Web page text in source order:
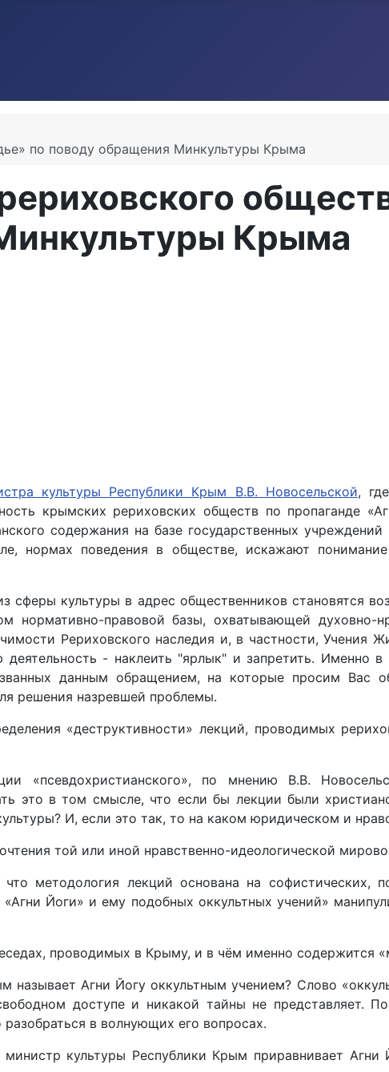
по поводу обращения Минкультуры Крыма
Крыма
культуры Республики Крым В.В. Новосельской,
крымских рериховских обществ по пропаганде
содержания на базе государственных учреждений
нормах поведения в обществе, искажают
сферы культуры в адрес общественников становятся
нормативно-правовой базы, охватывающей духовно-
Рериховского наследия и, в частности, Учения
- наклеить "ярлык" и запретить. Именно
данным обращением, на которые просим Вас
решения назревшей проблемы.
«деструктивности» лекций, проводимых
«псевдохристианского», по мнению В.В.
это в том смысле, что если бы лекции были
И, если это так, то на каком юридическом и
той или иной нравственно-идеологической
методология лекций основана на софистических,
Йоги» и ему подобных оккультных учений»
проводимых в Крыму, и в чём именно содержится
Агни Йогу оккультным учением? Слово
доступе и никакой тайны не представляет.
в волнующих его вопросах.
культуры Республики Крым приравнивает